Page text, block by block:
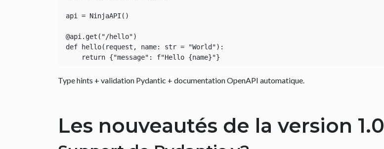
api = NinjaAPI()
@api.get("/hello")
def hello(request, name: str = "World"):
Type hints + validation Pydantic + documentation OpenAPI automatique.
Les nouveautés de la version 1.0